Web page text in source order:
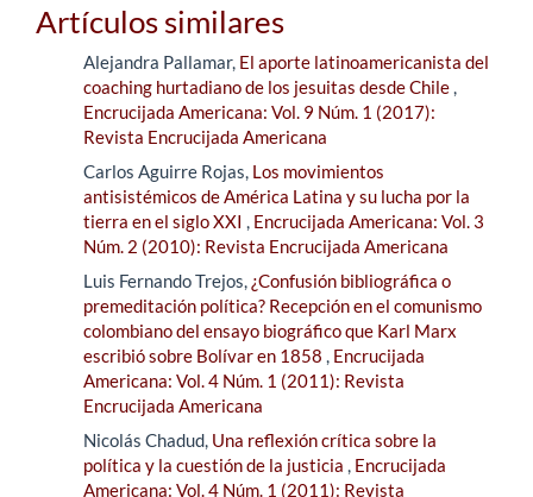
Artículos similares
Alejandra Pallamar, El aporte latinoamericanista del
coaching hurtadiano de los jesuitas desde Chile,
Encrucijada Americana: Vol. 9 Núm. 1 (2017):
Revista Encrucijada Americana
Carlos Aguirre Rojas, Los movimientos
antisistémicos de América Latina y su lucha por la
tierra en el siglo XXI , Encrucijada Americana: Vol. 3
Núm. 2 (2010): Revista Encrucijada Americana
Luis Fernando Trejos, ¿Confusión bibliográfica o
premeditación política? Recepción en el comunismo
colombiano del ensayo biográfico que Karl Marx
escribió sobre Bolívar en 1858 , Encrucijada
Americana: Vol. 4 Núm. 1 (2011): Revista
Encrucijada Americana
Nicolás Chadud, Una reflexión crítica sobre la
política y la cuestión de la justicia , Encrucijada
Americana: Vol. 4 Núm. 1 (2011): Revista